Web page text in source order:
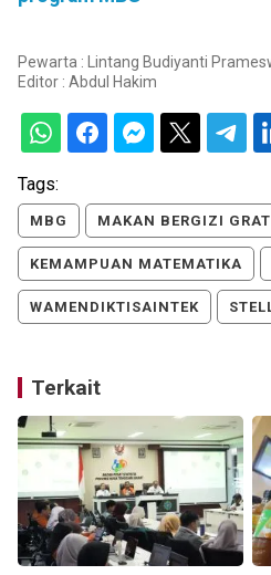
Pewarta : Lintang Budiyanti
Editor : Abdul Hakim
Tags:
MBG MAKAN BERGIZI
KEMAMPUAN MATEMATIKA
WAMENDIKTISAINTEK
Terkait